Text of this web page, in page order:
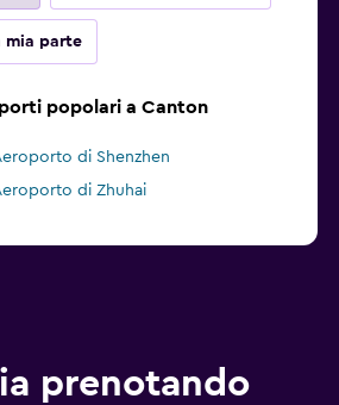
mia parte
popolari a Canton
di Shenzhen
di Zhuhai
prenotando